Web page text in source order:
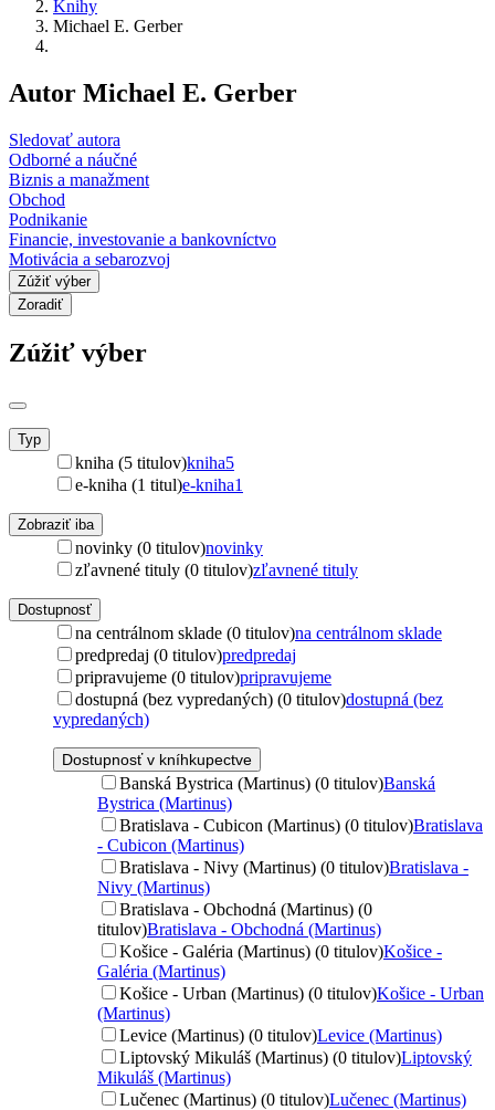
Knihy
Michael E. Gerber
Autor Michael E. Gerber
Sledovať autora
Odborné a náučné
Biznis a manažment
Obchod
Podnikanie
Financie, investovanie a bankovníctvo
Motivácia a sebarozvoj
Zúžiť výber
Zoradiť
Zúžiť výber
Typ
kniha (5 titulov)kniha5
e-kniha (1 titul)e-kniha1
Zobraziť iba
novinky (0 titulov)novinky
zľavnené tituly (0 titulov)zľavnené tituly
Dostupnosť
na centrálnom sklade (0 titulov)na centrálnom sklade
predpredaj (0 titulov)predpredaj
pripravujeme (0 titulov)pripravujeme
dostupná (bez vypredaných) (0 titulov)dostupná (bez
vypredaných)
Dostupnosť v kníhkupectve
Banská Bystrica (Martinus) (0 titulov)Banská
Bystrica (Martinus)
Bratislava - Cubicon (Martinus) (0 titulov)Bratislava
- Cubicon (Martinus)
Bratislava - Nivy (Martinus) (0 titulov)Bratislava -
Nivy (Martinus)
Bratislava - Obchodná (Martinus) (0
titulov)Bratislava - Obchodná (Martinus)
Košice - Galéria (Martinus) (0 titulov)Košice -
Galéria (Martinus)
Košice - Urban (Martinus) (0 titulov)Košice - Urban
(Martinus)
Levice (Martinus) (0 titulov)Levice (Martinus)
Liptovský Mikuláš (Martinus) (0 titulov)Liptovský
Mikuláš (Martinus)
Lučenec (Martinus) (0 titulov)Lučenec (Martinus)